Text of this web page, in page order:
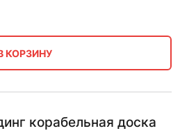
КОРЗИНУ
корабельная доска